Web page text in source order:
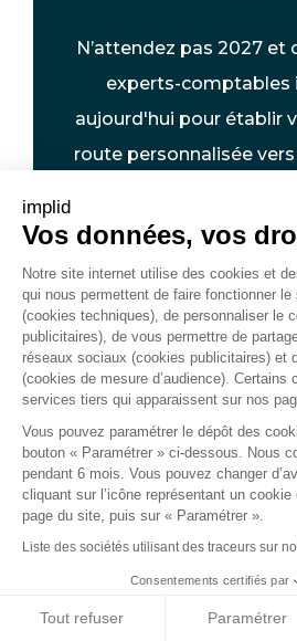
N’attendez pas 2027 et
experts-comptables
aujourd'hui pour établir
route personnalisée
Je souhaite
Prolongez
en découvrant…
Notre
implid
Vos données, vos
Notre site internet utilise des cookies et
qui nous permettent de faire fonctionner
(cookies techniques), de personnaliser le
publicitaires), de vous permettre de
réseaux sociaux (cookies publicitaires) et
(cookies de mesure d’audience).
services tiers qui apparaissent sur nos
Vous pouvez paramétrer le dépôt des
bouton « Paramétrer » ci-dessous. Nous
pendant 6 mois. Vous pouvez changer
cliquant sur l’icône représentant un
page du site, puis sur « Paramétrer ».
Liste des sociétés utilisant des traceurs sur
Consentements certifiés par
Tout refuser Paramétrer